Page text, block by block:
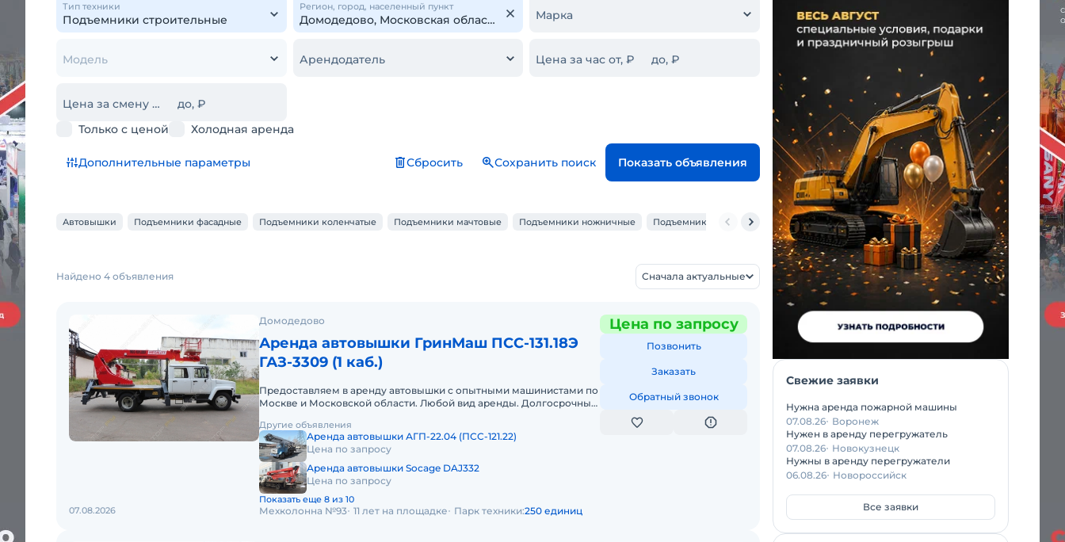
Тип техники Регион, город, населенный пункт
Марка
Модель Арендодатель Цена за час от, ₽ до, ₽
Цена за смену от, ₽
до, ₽
Только с ценой
Холодная аренда
Дополнительные параметры Сбросить Сохранить поиск Показать объявления
Автовышки Подъемники фасадные Подъемники коленчатые Подъемники мачтовые Подъемники ножничные Подъемники телескопические
Найдено 4 объявления Сначала актуальные
Домодедово
Аренда автовышки ГринМаш ПСС-131.18Э
ГАЗ-3309 (1 каб.)
Предоставляем в аренду автовышки с опытными машинистами по
Москве и Московской области. Любой вид аренды. Долгосрочный,
Другие объявления
Аренда автовышки АГП-22.04 (ПСС-121.22)
Цена по запросу
Аренда автовышки Socage DAJ332
Цена по запросу
Показать еще 8 из 10
Цена по запросу
Позвонить
Заказать
Обратный звонок
07.08.2026 Мехколонна №93 11 лет на площадке Парк техники:250 единиц
Свежие заявки
Нужна аренда пожарной машины
07.08.26 Воронеж
Нужен в аренду перегружатель
07.08.26 Новокузнецк
Нужны в аренду перегружатели
06.08.26 Новороссийск
Все заявки